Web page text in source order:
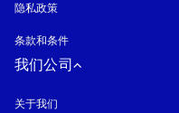
隐私政策
条款和条件
我们公司
关于我们